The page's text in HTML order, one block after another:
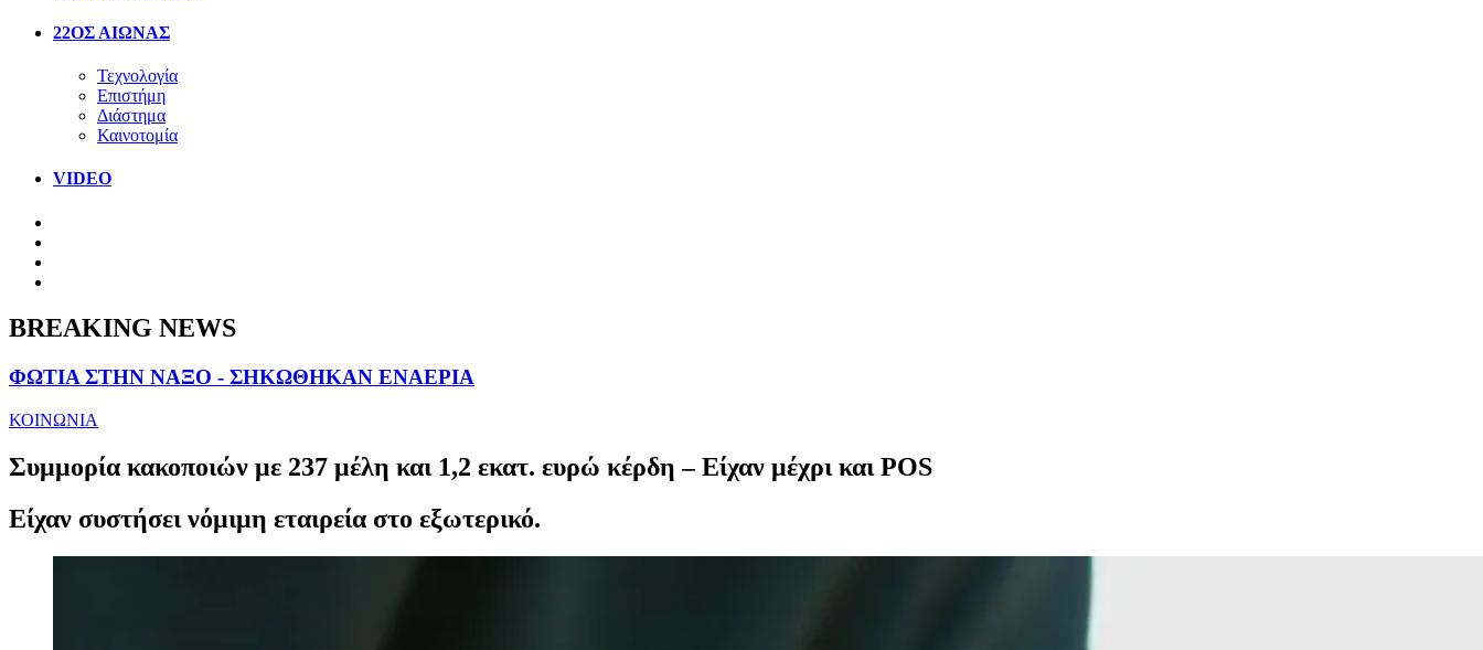
22ΟΣ ΑΙΩΝΑΣ
Τεχνολογία
Επιστήμη
Διάστημα
Καινοτομία
VIDEO
BREAKING NEWS
ΦΩΤΙΑ ΣΤΗΝ ΝΑΞΟ - ΣΗΚΩΘΗΚΑΝ ΕΝΑΕΡΙΑ
ΚΟΙΝΩΝΙΑ
Συμμορία κακοποιών με 237 μέλη και 1,2 εκατ. ευρώ κέρδη – Είχαν μέχρι και POS
Είχαν συστήσει νόμιμη εταιρεία στο εξωτερικό.